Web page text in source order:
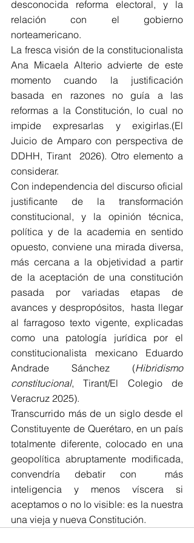
desconocida reforma electoral, y la
relación con el gobierno
norteamericano.
La fresca visión de la constitucionalista
Ana Micaela Alterio advierte de este
momento cuando la justificación
basada en razones no guía a las
reformas a la Constitución, lo cual no
impide expresarlas y exigirlas.(El
Juicio de Amparo con perspectiva de
DDHH, Tirant  2026). Otro elemento a
considerar.
Con independencia del discurso oficial
justificante de la transformación
constitucional, y la opinión técnica,
política y de la academia en sentido
opuesto, conviene una mirada diversa,
más cercana a la objetividad a partir
de la aceptación de una constitución
pasada por variadas etapas de
avances y despropósitos,  hasta llegar
al farragoso texto vigente, explicadas
como una patología jurídica por el
constitucionalista mexicano Eduardo
Andrade Sánchez (Hibridismo
constitucional, Tirant/El Colegio de
Veracruz 2025).
Transcurrido más de un siglo desde el
Constituyente de Querétaro, en un país
totalmente diferente, colocado en una
geopolítica abruptamente modificada,
convendría debatir con  más
inteligencia y menos víscera si
aceptamos o no lo visible: es la nuestra
una vieja y nueva Constitución.